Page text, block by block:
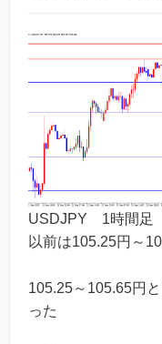
USDJPY 1時間足
以前は105.25円～
105.25～105.65円
った